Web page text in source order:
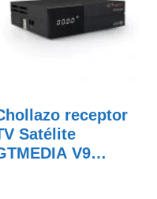
receptor
Satélite
V9